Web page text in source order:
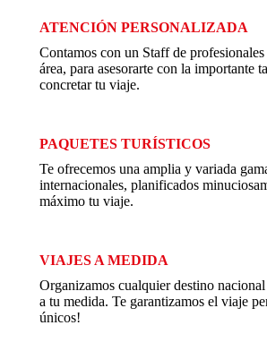
ATENCIÓN PERSONALIZADA
Contamos con un Staff de
área, para asesorarte con la importante
concretar tu viaje.
PAQUETES TURÍSTICOS
Te ofrecemos una amplia y variada
internacionales, planificados
máximo tu viaje.
VIAJES A MEDIDA
Organizamos cualquier destino
a tu medida. Te garantizamos el viaje
únicos!